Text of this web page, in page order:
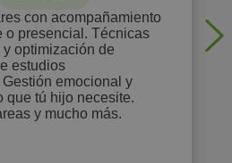
con acompañamiento
Técnicas
optimización de
que tú hijo necesite.
y mucho más.